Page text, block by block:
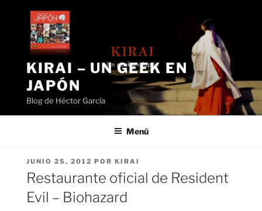
contenido
KIRAI – UN GEEK EN
JAPÓN
Blog de Héctor García
Menú
PUBLICADO
EL
JUNIO 25, 2012 POR KIRAI
Restaurante oficial de Resident
Evil – Biohazard